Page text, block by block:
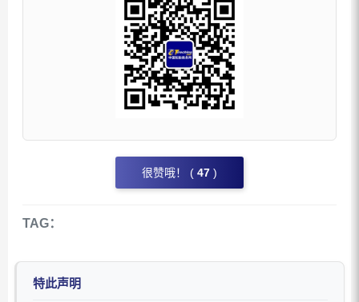
很赞哦！ ( 47 )
TAG：
特此声明